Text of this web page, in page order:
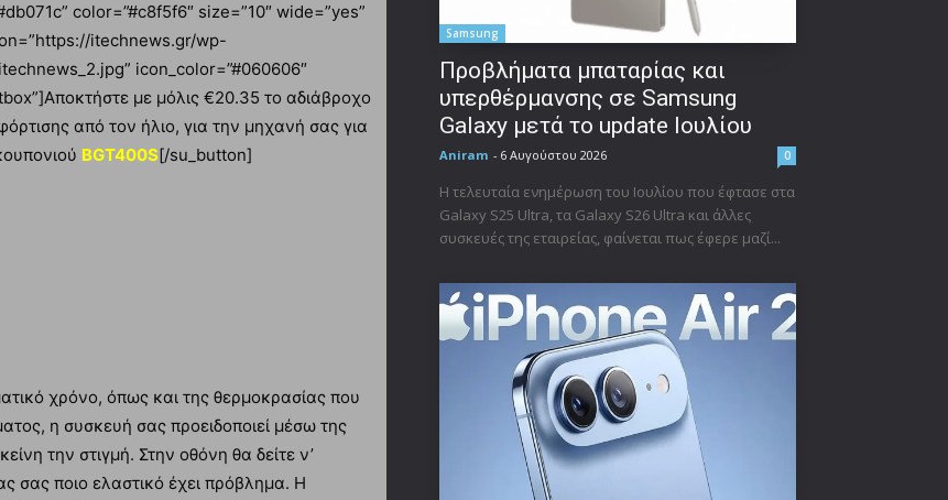
color=”#c8f5f6″ size=”10″ wide=”yes”
itechnews.gr/wp-
icon_color=”#060606″
με μόλις €20.35 το αδιάβροχο
από τον ήλιο, για την μηχανή σας για
BGT400S[/su_button]
χρόνο, όπως και της θερμοκρασίας που
η συσκευή σας προειδοποιεί μέσω της
την στιγμή. Στην οθόνη θα δείτε ν’
σας ποιο ελαστικό έχει πρόβλημα. Η
Samsung
Προβλήματα μπαταρίας και
υπερθέρμανσης σε Samsung
Galaxy μετά το update Ιουλίου
Aniram - 6 Αυγούστου 2026 0
Η τελευταία ενημέρωση του Ιουλίου που έφτασε στα
Galaxy S25 Ultra, τα Galaxy S26 Ultra και άλλες
συσκευές της εταιρείας, φαίνεται πως έφερε μαζί...